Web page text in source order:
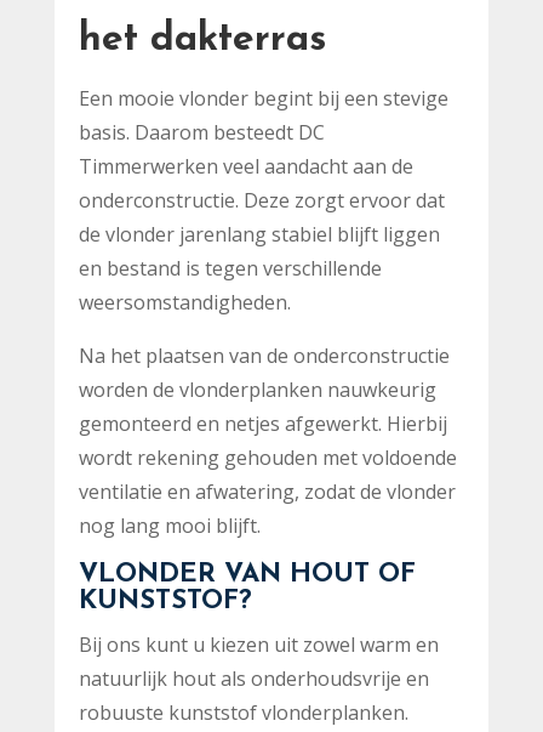
het dakterras
Een mooie vlonder begint bij een stevige
basis. Daarom besteedt DC
Timmerwerken veel aandacht aan de
onderconstructie. Deze zorgt ervoor dat
de vlonder jarenlang stabiel blijft liggen
en bestand is tegen verschillende
weersomstandigheden.
Na het plaatsen van de onderconstructie
worden de vlonderplanken nauwkeurig
gemonteerd en netjes afgewerkt. Hierbij
wordt rekening gehouden met voldoende
ventilatie en afwatering, zodat de vlonder
nog lang mooi blijft.
VLONDER VAN HOUT OF
KUNSTSTOF?
Bij ons kunt u kiezen uit zowel warm en
natuurlijk hout als onderhoudsvrije en
robuuste kunststof vlonderplanken.